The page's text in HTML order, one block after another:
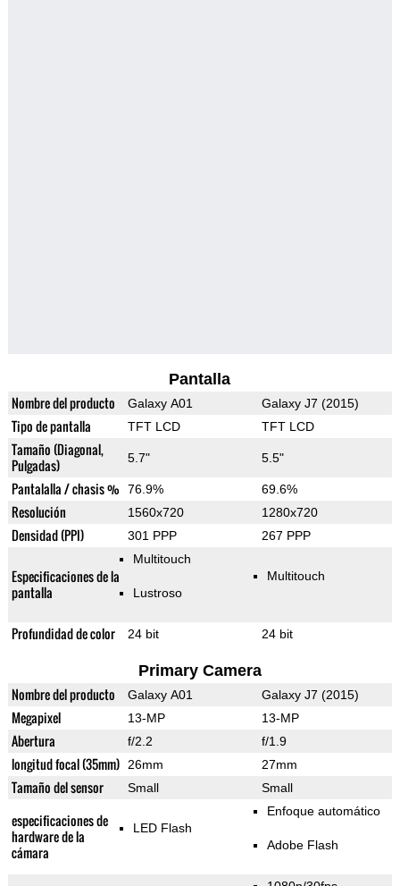
Pantalla
Nombre del producto Galaxy A01 Galaxy J7 (2015)
Tipo de pantalla TFT LCD TFT LCD
Tamaño (Diagonal,
Pulgadas)
5.7" 5.5"
Pantalalla / chasis % 76.9% 69.6%
Resolución 1560x720 1280x720
Densidad (PPI) 301 PPP 267 PPP
Especificaciones de la
pantalla
Multitouch
Lustroso
Multitouch
Profundidad de color 24 bit 24 bit
Primary Camera
Nombre del producto Galaxy A01 Galaxy J7 (2015)
Megapixel 13-MP 13-MP
Abertura f/2.2 f/1.9
longitud focal (35mm) 26mm 27mm
Tamaño del sensor Small Small
especificaciones de
hardware de la
cámara
LED Flash
Enfoque automático
Adobe Flash